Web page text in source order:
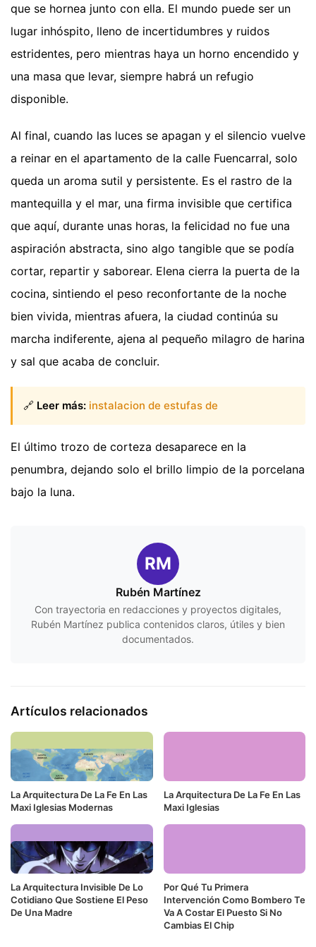
que se hornea junto con ella. El mundo puede ser un
lugar inhóspito, lleno de incertidumbres y ruidos
estridentes, pero mientras haya un horno encendido y
una masa que levar, siempre habrá un refugio
disponible.
Al final, cuando las luces se apagan y el silencio vuelve
a reinar en el apartamento de la calle Fuencarral, solo
queda un aroma sutil y persistente. Es el rastro de la
mantequilla y el mar, una firma invisible que certifica
que aquí, durante unas horas, la felicidad no fue una
aspiración abstracta, sino algo tangible que se podía
cortar, repartir y saborear. Elena cierra la puerta de la
cocina, sintiendo el peso reconfortante de la noche
bien vivida, mientras afuera, la ciudad continúa su
marcha indiferente, ajena al pequeño milagro de harina
y sal que acaba de concluir.
🔗 Leer más: instalacion de estufas de
El último trozo de corteza desaparece en la
penumbra, dejando solo el brillo limpio de la porcelana
bajo la luna.
RM
Rubén Martínez
Con trayectoria en redacciones y proyectos digitales,
Rubén Martínez publica contenidos claros, útiles y bien
documentados.
Artículos relacionados
La Arquitectura De La Fe En Las
Maxi Iglesias Modernas
La Arquitectura De La Fe En Las
Maxi Iglesias
La Arquitectura Invisible De Lo
Cotidiano Que Sostiene El Peso
De Una Madre
Por Qué Tu Primera
Intervención Como Bombero Te
Va A Costar El Puesto Si No
Cambias El Chip